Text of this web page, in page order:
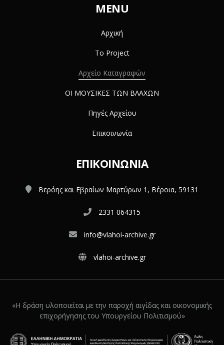
MENU
Αρχική
Το Project
Αρχείο Καταγραφών
ΟΙ ΜΟΥΣΙΚΕΣ ΤΩΝ ΒΛΑΧΩΝ
Πηγές Αρχείου
Επικοινωνία
ΕΠΙΚΟΙΝΩΝΊΑ
Βερόης και Εβραίων Μαρτύρων 1, Βέροια, 59131
2331 064315
info@vlahoi-archive.gr
vlahoi-archive.gr
«Η δράση υλοποιείται με την παροχή αιγίδας και οικονομικής
επιχορήγησης του Υπουργείου Πολιτισμού»